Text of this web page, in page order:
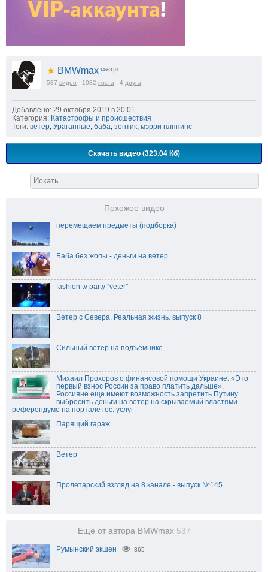
★ BMWmax 14563 | 0
537 видео 1082 поста 4 друга
Добавлено: 29 октября 2019 в 20:01
Категория: Катастрофы и происшествия
Теги: ветер, Ураганные, баба, зонтик, мэрри плппинс
Скачать видео (323.04 Кб)
Похожее видео
перемещаем предметы (подборка)
Баба без жопы - деньги на ветер
fashion tv party ''veter''
Ветер с Севера. Реальная жизнь. выпуск 8
Сильный ветер на подъёмнике
Михаил Прохоров о финансовой помощи Украине: «Это
первый взнос России за право платить дальше».
Россияне еще имеют возможность запретить Путину
выбросить деньги на ветер на скрываемый властями
референдуме на портале гос. услуг
Парящий гараж
Ветер
Пролетарский взгляд на 8 канале - выпуск №145
Еще от автора BMWmax 537
Румынский экшен 365